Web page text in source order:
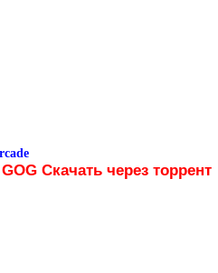
Скачать через торрент